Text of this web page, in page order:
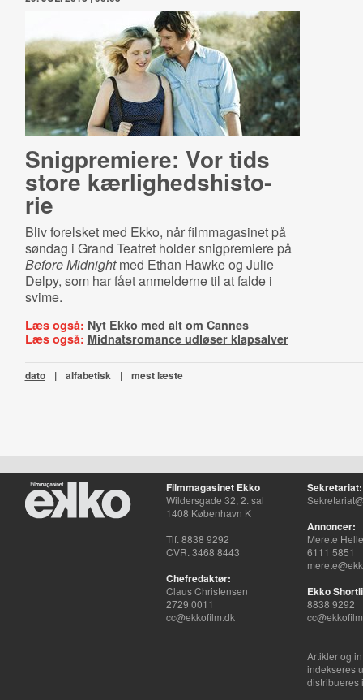
Snigpremiere: Vor tids
store kær­lig­heds­hi­sto­
rie
Bliv forelsket med Ekko, når filmmagasinet på
søndag i Grand Teatret holder snigpremiere på
Before Midnightmed Ethan Hawke og Julie
Delpy, som har fået anmelderne til at falde i
svime.
Læs også: Nyt Ekko med alt om Cannes
Læs også: Midnatsromance udløser klapsalver
dato | alfabetisk | mest læste
Filmmagasinet Ekko
Wildersgade 32, 2. sal
1408 København K
Tlf. 8838 9292
CVR. 3468 8443
Chefredaktør:
Claus Christensen
2729 0011
cc@ekkofilm.dk
Sekretariat:
Annoncer:
Merete
6111 5851
Ekko
8838 9292
Artikler og
indekseres
distribueres